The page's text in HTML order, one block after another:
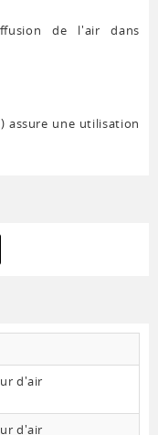
de l'air dans
assure une utilisation
d'air
d'air